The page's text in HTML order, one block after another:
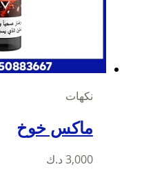
نكهات
ماكس خوخ
3,000 د.ك